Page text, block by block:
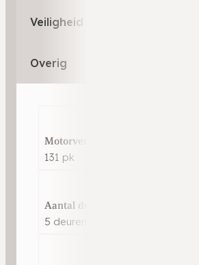
Veiligheid
Overig
Motorvermogen
131 pk
Aantal deuren
5 deuren